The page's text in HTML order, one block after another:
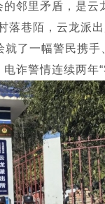
邻里矛盾，是云
巷陌，云龙派出
就了一幅警民携
诈警情连续两年“